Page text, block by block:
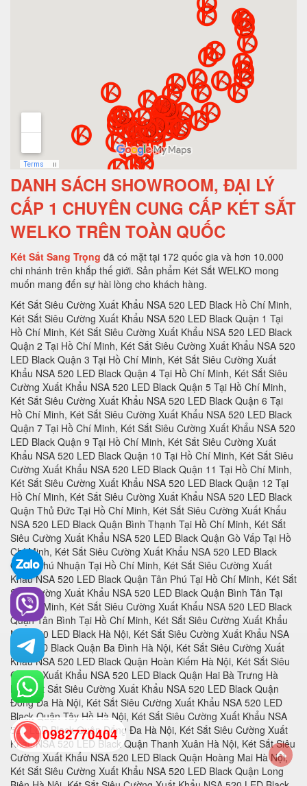
DANH SÁCH SHOWROOM, ĐẠI LÝ
CẤP 1 CHUYÊN CUNG CẤP KÉT SẮT
WELKO TRÊN TOÀN QUỐC
Két Sắt Sang Trọng đã có mặt tại 172 quốc gia và hơn 10.000
chi nhánh trên khắp thế giới. Sản phẩm Két Sắt WELKO mong
muốn mang đến sự hài lòng cho khách hàng.
Két Sắt Siêu Cường Xuất Khẩu NSA 520 LED Black Hồ Chí Minh, Két Sắt Siêu Cường Xuất Khẩu NSA 520 LED Black Quận 1 Tại Hồ Chí Minh, Két Sắt Siêu Cường Xuất Khẩu NSA 520 LED Black Quận 2 Tại Hồ Chí Minh, Két Sắt Siêu Cường Xuất Khẩu NSA 520 LED Black Quận 3 Tại Hồ Chí Minh, Két Sắt Siêu Cường Xuất Khẩu NSA 520 LED Black Quận 4 Tại Hồ Chí Minh, Két Sắt Siêu Cường Xuất Khẩu NSA 520 LED Black Quận 5 Tại Hồ Chí Minh, Két Sắt Siêu Cường Xuất Khẩu NSA 520 LED Black Quận 6 Tại Hồ Chí Minh, Két Sắt Siêu Cường Xuất Khẩu NSA 520 LED Black Quận 7 Tại Hồ Chí Minh, Két Sắt Siêu Cường Xuất Khẩu NSA 520 LED Black Quận 9 Tại Hồ Chí Minh, Két Sắt Siêu Cường Xuất Khẩu NSA 520 LED Black Quận 10 Tại Hồ Chí Minh, Két Sắt Siêu Cường Xuất Khẩu NSA 520 LED Black Quận 11 Tại Hồ Chí Minh, Két Sắt Siêu Cường Xuất Khẩu NSA 520 LED Black Quận 12 Tại Hồ Chí Minh, Két Sắt Siêu Cường Xuất Khẩu NSA 520 LED Black Quận Thủ Đức Tại Hồ Chí Minh, Két Sắt Siêu Cường Xuất Khẩu NSA 520 LED Black Quận Bình Thạnh Tại Hồ Chí Minh, Két Sắt Siêu Cường Xuất Khẩu NSA 520 LED Black Quận Gò Vấp Tại Hồ Chí Minh, Két Sắt Siêu Cường Xuất Khẩu NSA 520 LED Black Quận Phú Nhuận Tại Hồ Chí Minh, Két Sắt Siêu Cường Xuất Khẩu NSA 520 LED Black Quận Tân Phú Tại Hồ Chí Minh, Két Sắt Siêu Cường Xuất Khẩu NSA 520 LED Black Quận Bình Tân Tại Hồ Chí Minh, Két Sắt Siêu Cường Xuất Khẩu NSA 520 LED Black Quận Tân Bình Tại Hồ Chí Minh, Két Sắt Siêu Cường Xuất Khẩu NSA 520 LED Black Hà Nội, Két Sắt Siêu Cường Xuất Khẩu NSA 520 LED Black Quận Ba Đình Hà Nội, Két Sắt Siêu Cường Xuất Khẩu NSA 520 LED Black Quận Hoàn Kiếm Hà Nội, Két Sắt Siêu Cường Xuất Khẩu NSA 520 LED Black Quận Hai Bà Trưng Hà Nội, Két Sắt Siêu Cường Xuất Khẩu NSA 520 LED Black Quận Đống Đa Hà Nội, Két Sắt Siêu Cường Xuất Khẩu NSA 520 LED Black Quận Tây Hồ Hà Nội, Két Sắt Siêu Cường Xuất Khẩu NSA 520 LED Black Quận Đống Đa Hà Nội, Két Sắt Siêu Cường Xuất Khẩu NSA 520 LED Black Quận Thanh Xuân Hà Nội, Két Sắt Siêu Cường Xuất Khẩu NSA 520 LED Black Quận Hoàng Mai Hà Nội, Két Sắt Siêu Cường Xuất Khẩu NSA 520 LED Black Quận Long Biên Hà Nội, Két Sắt Siêu Cường Xuất Khẩu NSA 520 LED Black Quận Đống Đa Hà Nội, Két Sắt Siêu Cường Xuất Khẩu NSA 520 LED Black Huyện Thanh Trì Hà Nội, Két Sắt Siêu Cường Xuất Khẩu NSA 520 LED Black Huyện Gia Lâm Hà Nội, Két Sắt Siêu Cường Xuất Khẩu NSA 520 LED Black Huyện Đông Anh Hà Nội, Két Sắt Siêu Cường Xuất Khẩu NSA 520 LED Black Huyện Sóc Sơn Hà Nội, Két Sắt Siêu Cường Xuất Khẩu NSA 520 LED Black Quận Hà Đông Hà Nội, Két Sắt Siêu Cường Xuất Khẩu NSA 520 LED Black Thị xã Sơn Tây Hà Nội, Két Sắt Siêu Cường Xuất Khẩu NSA 520 LED Black Huyện Ba Vì Hà Nội, Két Sắt Siêu Cường Xuất Khẩu NSA 520 LED Black Huyện Phúc Thọ Hà Nội, Két Sắt Siêu Cường Xuất Khẩu NSA 520 LED Black Huyện Thạch Thất Hà Nội, Két Sắt Siêu Cường Xuất Khẩu NSA 520 LED Black Huyện Quốc Oai Hà Nội, Két Sắt Siêu Cường Xuất Khẩu NSA 520 LED Black Huyện Chương Mỹ Hà Nội, Két Sắt Siêu Cường Xuất Khẩu NSA 520 LED Black Huyện Đan Phượng Hà Nội, Két Sắt Siêu Cường Xuất Khẩu NSA 520 LED Black Huyện Hoài Đức Hà Nội, Két Sắt Siêu Cường Xuất Khẩu NSA 520 LED Black Huyện Thanh Oai Hà Nội, Két Sắt Siêu Cường Xuất Khẩu NSA 520 LED Black Huyện Mỹ Đức Hà Nội, Két Sắt Siêu Cường Xuất Khẩu NSA 520 LED Black Huyện Ứng Hoà Hà Nội, Két Sắt Siêu Cường Xuất Khẩu NSA 520 LED Black Huyện Thường Tín Hà Nội, Két Sắt Siêu Cường Xuất Khẩu NSA 520 LED Black Huyện Phú Xuyên Hà Nội, Két Sắt Siêu Cường Xuất Khẩu NSA 520 LED Black Huyện Mê Linh Hà Nội, Két Sắt Siêu Cường Xuất Khẩu NSA 520 LED Black Quận Nam Từ Liên Hà Nội, Két Sắt Siêu Cường Xuất Khẩu NSA 520 LED Black An Giang, Két Sắt Siêu Cường Xuất Khẩu NSA 520 LED Black Thành phố Long Xuyên Tỉnh An Giang, Két Sắt Siêu Cường Xuất Khẩu NSA 520 LED Black Thành phố Châu Đốc Tỉnh An Giang, Két Sắt Siêu Cường Xuất Khẩu NSA 520 LED Black Huyện An Phú Tỉnh An Giang, Két Sắt Siêu Cường Xuất Khẩu NSA 520 LED Black Thị xã Tân Châu, Két Sắt Siêu Cường Xuất Khẩu NSA 520 LED Black Huyện Phú Tân, Két Sắt Siêu Cường Xuất Khẩu NSA 520 LED Black Huyện Châu Phú, Két Sắt Siêu Cường Xuất Khẩu NSA 520 LED Black Huyện Tịnh Biên, Két Sắt Siêu Cường Xuất Khẩu NSA 520 LED Black Huyện Tri Tôn, Két Sắt Siêu Cường Xuất Khẩu NSA 520 LED Black Huyện Châu Thành Tỉnh An Giang, Két Sắt Siêu Cường Xuất Khẩu NSA 520 LED Black Huyện Chợ Mới Tỉnh An Giang, Két Sắt Siêu Cường Xuất Khẩu NSA 520 LED Black Huyện Thoại Sơn Tỉnh An Giang, Két Sắt Siêu Cường Xuất Khẩu NSA 520 LED Black Vũng Tàu, Két Sắt Siêu Cường Xuất Khẩu NSA 520 LED Black Thành phố Vũng Tàu Tại Bà Rịa - Vũng Tàu, Két Sắt Siêu Cường Xuất Khẩu NSA 520 LED Black Thành phố Bà Rịa Tại Bà Rịa - Vũng Tàu, Két Sắt Siêu Cường Xuất Khẩu NSA 520 LED Black Huyện Châu Đức Tại Bà Rịa - Vũng Tàu, Két Sắt Siêu Cường Xuất Khẩu NSA 520 LED Black Huyện Xuyên Mộc Tại Bà Rịa - Vũng Tàu, Két Sắt Siêu Cường Xuất Khẩu NSA 520 LED Black Huyện Long Điền Tại Bà Rịa - Két Sắt Siêu Cường Xuất Khẩu NSA 520 LED Black Cần Thơ, Két Sắt Siêu Cường Xuất Khẩu NSA 520 LED Black Tại Thành phố Cần Thơ Tỉnh Cần Thơ, Két Sắt Siêu Cường Xuất Khẩu NSA 520 LED Black Tại Quận Ninh Kiều Tỉnh Cần Thơ, Két Sắt Siêu Cường Xuất Khẩu NSA 520 LED Black Tại Quận Ô Môn Tỉnh Cần Thơ, Két Sắt Siêu Cường Xuất Khẩu NSA 520 LED Black Tại Quận Bình Thuỷ Tỉnh Cần Thơ, Két Sắt Siêu Cường Xuất Khẩu NSA 520 LED Black Tại Quận Cái Răng Tỉnh Cần Thơ, Két Sắt Siêu Cường Xuất Khẩu NSA 520 LED Black Tại Quận Thốt Nốt Tỉnh Cần Thơ, Két Sắt Siêu Cường Xuất Khẩu NSA 520 LED Black Tại Huyện Vĩnh Thạnh Tỉnh Cần Thơ, Két Sắt Siêu Cường Xuất Khẩu NSA 520 LED Black Tại Huyện Cờ Đỏ Tỉnh Cần Thơ, Két Sắt Siêu Cường Xuất Khẩu NSA 520 LED Black Tại Huyện Phong Điền Tỉnh Cần Thơ, Két Sắt Siêu Cường Xuất Khẩu NSA 520 LED Black Tại Huyện Thới Lai Tỉnh Cần Thơ, Két Sắt Siêu Cường Xuất Khẩu NSA 520 LED Black Đà Nẵng, Két Sắt Siêu Cường Xuất Khẩu NSA 520 LED Black Tại Thành phố Đà Nẵng Tỉnh Đà Nẵng, Két Sắt Siêu Cường Xuất Khẩu NSA 520 LED Black Tại Quận Liên Chiểu Tỉnh Đà Nẵng, Két Sắt Siêu Cường Xuất Khẩu NSA 520 LED Black Tại Quận Thanh Khê Tỉnh Đà Nẵng, Két Sắt Siêu Cường Xuất Khẩu NSA 520 LED Black Tại Quận Hải Châu Tỉnh Đà Nẵng, Két Sắt Siêu Cường Xuất Khẩu NSA 520 LED Black Tại Quận Sơn Trà Tỉnh Đà Nẵng, Két Sắt Siêu Cường Xuất Khẩu NSA 520 LED Black Tại Quận Ngũ Hành Sơn Tỉnh Đà Nẵng, Két Sắt Siêu Cường Xuất Khẩu NSA 520 LED Black Tại Quận Cẩm Lệ Tỉnh Đà Nẵng, Két Sắt Siêu Cường Xuất Khẩu NSA 520 LED Black TạiHuyện Hòa Vang Tỉnh Đà Nẵng, Két Sắt Siêu Cường Xuất Khẩu NSA 520 LED Black Đắk Lắk, Két Sắt Siêu Cường Xuất Khẩu NSA 520 LED Black Tại Thành phố Buôn Ma Thuột Tỉnh Đắk Lắk, Két Sắt Siêu Cường Xuất Khẩu NSA 520 LED Black Tại Thị xã Buôn Hồ Tỉnh Đắk Lắk, Két Sắt Siêu Cường Xuất Khẩu NSA 520 LED Black Tại Huyện Buôn Đôn Tỉnh Đắk Lắk, Két Sắt Siêu Cường Xuất Khẩu NSA 520 LED Black Tại Huyện Cư Kuin Tỉnh Đắk Lắk, Két Sắt Siêu Cường Xuất Khẩu NSA 520 LED Black Tại Huyện Cư M’gar Tỉnh Đắk Lắk, Két Sắt Siêu Cường Xuất Khẩu NSA 520 LED Black Tại Huyện Ea H’leo Tỉnh Đắk Lắk, Két Sắt Siêu Cường Xuất Khẩu NSA 520 LED Black Tại Huyện Ea Kar Tỉnh Đắk Lắk, Két Sắt Siêu Cường Xuất Khẩu NSA 520 LED Black Tại Huyện Ea Súp Tỉnh Đắk Lắk, Két Sắt Siêu Cường Xuất Khẩu NSA 520 LED Black Tại Huyện Krông Ana Tỉnh Đắk Lắk, Két Sắt Siêu Cường Xuất Khẩu NSA 520 LED Black Tại Huyện Krông Bông Tỉnh Đắk Lắk, Két Sắt Siêu Cường Xuất Khẩu NSA 520 LED Black Tại Huyện Krông Búk Tỉnh Đắk Lắk, Két Sắt Siêu Cường Xuất Khẩu NSA 520 LED Black Tại Huyện Krông Năng Tỉnh Đắk Lắk, Két Sắt Siêu Cường Xuất Khẩu NSA 520 LED Black Tại Huyện Krông Pắk Tỉnh Đắk Lắk, Két Sắt Siêu Cường Xuất Khẩu NSA 520 LED Black Tại Huyện Lắk Tỉnh Đắk Lắk, Két Sắt Siêu Cường Xuất Khẩu NSA 520 LED Black Tại Huyện M’Đrắk Tỉnh Đắk Lắk, Két Sắt Siêu Cường Xuất Khẩu NSA 520 LED Black Đắk Nông, Két Sắt Siêu Cường Xuất Khẩu NSA 520 LED Black Tại Thành phố Gia Nghĩa Tỉnh Đắk Nông, Két Sắt Siêu Cường Xuất Khẩu NSA 520 LED Black Tại Huyện Cư Jút Tỉnh Đắk Nông, Két Sắt Siêu Cường Xuất Khẩu NSA 520 LED Black Tại Huyện Đắk Glong Tỉnh Đắk Nông, Két Sắt Siêu Cường Xuất Khẩu NSA 520 LED Black Tại Huyện Đắk Mil Tỉnh Đắk Nông, Két Sắt Siêu Cường Xuất Khẩu NSA 520 LED Black Tại Huyện Đắk R’lấp Tỉnh Đắk Nông, Két Sắt Siêu Cường Xuất Khẩu NSA 520 LED Black Tại Huyện Đắk Song Tỉnh Đắk Nông, Két Sắt Siêu Cường Xuất Khẩu NSA 520 LED Black Tại Huyện Krông Nô Tỉnh Đắk Nông, Két Sắt Siêu Cường Xuất Khẩu NSA 520 LED Black Tại Huyện Tuy Đức Tỉnh Đắk Nông, Két Sắt Siêu Cường Xuất Khẩu NSA 520 LED Black Đồng Nai, Két Sắt Siêu Cường Xuất Khẩu NSA 520 LED Black Tại Thành phố Biên Hòa Tỉnh Đồng Nai, Két Sắt Siêu Cường Xuất Khẩu NSA 520 LED Black Tại Thành phố Long Khánh Tỉnh Đồng Nai, Két Sắt Siêu Cường Xuất Khẩu NSA 520 LED Black Tại Huyện Cẩm Mỹ Tỉnh Đồng Nai, Két Sắt Siêu Cường Xuất Khẩu NSA 520 LED Black Tại Huyện Định Quán Tỉnh Đồng Nai, Két Sắt Siêu Cường Xuất Khẩu NSA 520 LED Black Tại Huyện Long Thành Tỉnh Đồng Nai, Két Sắt Siêu Cường Xuất Khẩu NSA 520 LED Black Tại Huyện Nhơn Trạch Tỉnh Đồng Nai, Két Sắt Siêu Cường Xuất Khẩu NSA 520 LED Black Tại Huyện Tân Phú Tỉnh Đồng Nai, Két Sắt Siêu Cường Xuất Khẩu NSA 520 LED Black Tại Huyện Thống Nhất Tỉnh Đồng Nai, Két Sắt Siêu Cường Xuất Khẩu NSA 520 LED Black Tại Huyện Trảng Bom Tỉnh Đồng Nai, Két Sắt Siêu Cường Xuất Khẩu NSA 520 LED Black Tại Huyện Vĩnh Cửu Tỉnh Đồng Nai, Két Sắt Siêu Cường Xuất Khẩu NSA 520 LED Black Tại Huyện Xuân Lộc Tỉnh Đồng Nai, Két Sắt Siêu Cường Xuất Khẩu NSA 520 LED Black Biên Hòa, Két Sắt Siêu Cường Xuất Khẩu NSA 520 LED Black Đồng Tháp, Két Sắt Siêu Cường Xuất Khẩu NSA 520 LED Black Tại Thành phố Cao Lãnh Tỉnh Đồng Tháp, Két Sắt Siêu Cường Xuất Khẩu NSA 520 LED Black Tại Thành phố Sa Đéc Tỉnh Đồng Tháp, Két Sắt Siêu Cường Xuất Khẩu NSA 520 LED Black Tại Thị xã Hồng Ngự Tỉnh Đồng Tháp, Két Sắt Siêu Cường Xuất Khẩu NSA 520 LED Black Tại Huyện Cao Lãnh Tỉnh Đồng Tháp, Két Sắt Siêu Cường Xuất Khẩu NSA 520 LED Black Tại Huyện Châu Thành Tỉnh Đồng Tháp, Két Sắt Siêu Cường Xuất Khẩu NSA 520 LED Black Tại Huyện Hồng Ngự Tỉnh Đồng Tháp, Két Sắt Siêu Cường Xuất Khẩu NSA 520 LED
0982770404
back